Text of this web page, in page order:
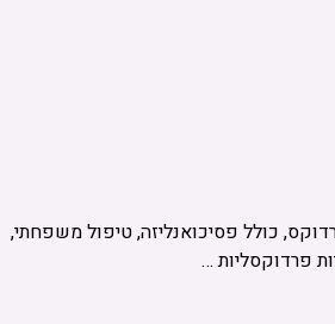
כולל פסיכואנליזה, טיפול משפחתי,
פרדוקסליות …